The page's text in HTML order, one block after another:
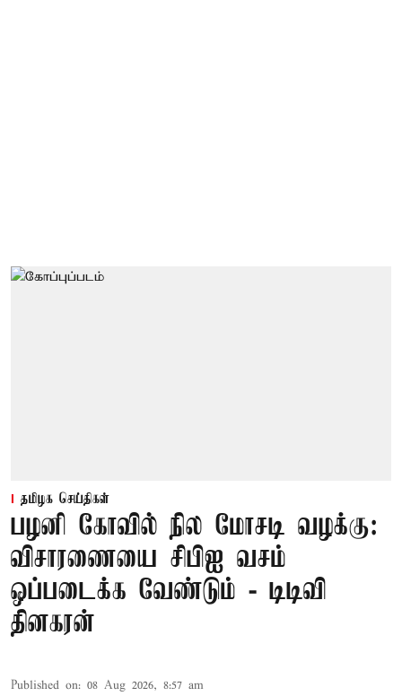
தமிழக செய்திகள்
பழனி கோவில் நில மோசடி வழக்கு:
விசாரணையை சிபிஐ வசம்
ஒப்படைக்க வேண்டும் - டிடிவி
தினகரன்
Published on: 08 Aug 2026, 8:57 am